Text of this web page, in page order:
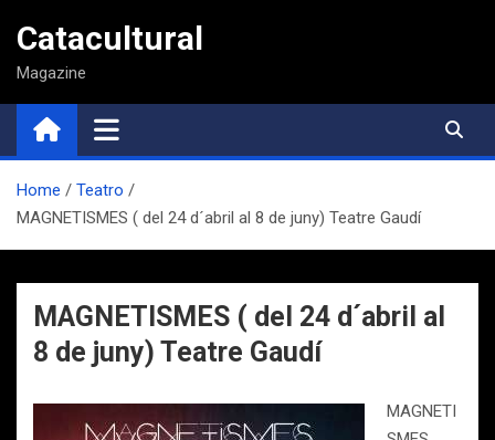
contenido
Catacultural
Magazine
Home
Teatro
MAGNETISMES ( del 24 d´abril al 8 de juny) Teatre Gaudí
MAGNETISMES ( del 24 d´abril al
8 de juny) Teatre Gaudí
MAGNETI